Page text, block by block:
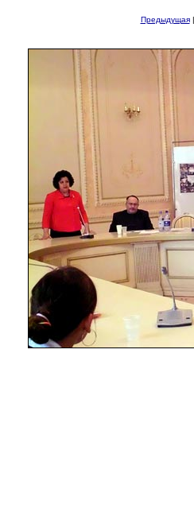
Предыдущая